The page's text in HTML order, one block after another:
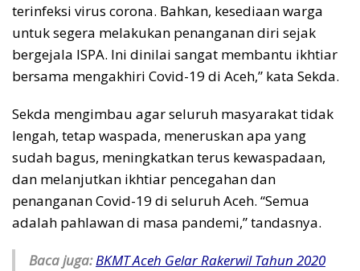
terinfeksi virus corona. Bahkan, kesediaan warga
untuk segera melakukan penanganan diri sejak
bergejala ISPA. Ini dinilai sangat membantu ikhtiar
bersama mengakhiri Covid-19 di Aceh,” kata Sekda.
Sekda mengimbau agar seluruh masyarakat tidak
lengah, tetap waspada, meneruskan apa yang
sudah bagus, meningkatkan terus kewaspadaan,
dan melanjutkan ikhtiar pencegahan dan
penanganan Covid-19 di seluruh Aceh. “Semua
adalah pahlawan di masa pandemi,” tandasnya.
Baca juga:BKMT Aceh Gelar Rakerwil Tahun 2020